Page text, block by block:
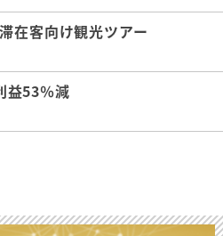
在客向け観光ツアー
益53％減